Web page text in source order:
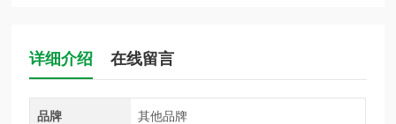
详细介绍 在线留言
品牌 其他品牌